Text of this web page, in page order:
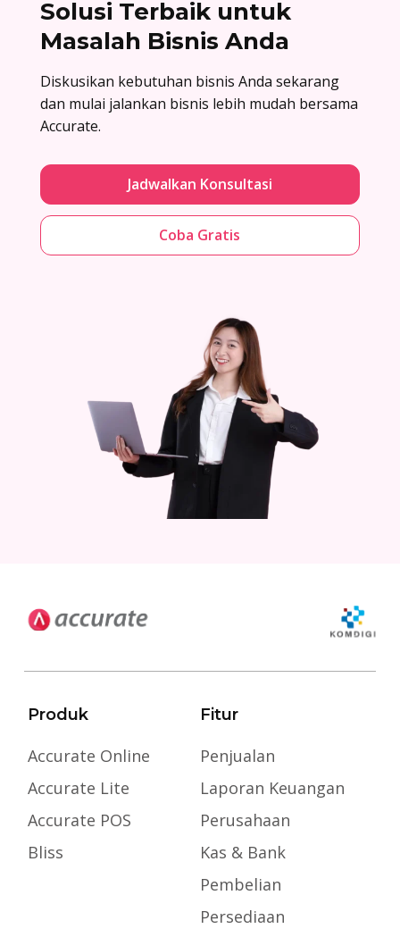
Solusi Terbaik untuk
Masalah Bisnis Anda
Diskusikan kebutuhan bisnis Anda sekarang
dan mulai jalankan bisnis lebih mudah bersama
Accurate.
Jadwalkan Konsultasi
Coba Gratis
Produk
Accurate Online
Accurate Lite
Accurate POS
Bliss
Fitur
Penjualan
Laporan Keuangan
Perusahaan
Kas & Bank
Pembelian
Persediaan